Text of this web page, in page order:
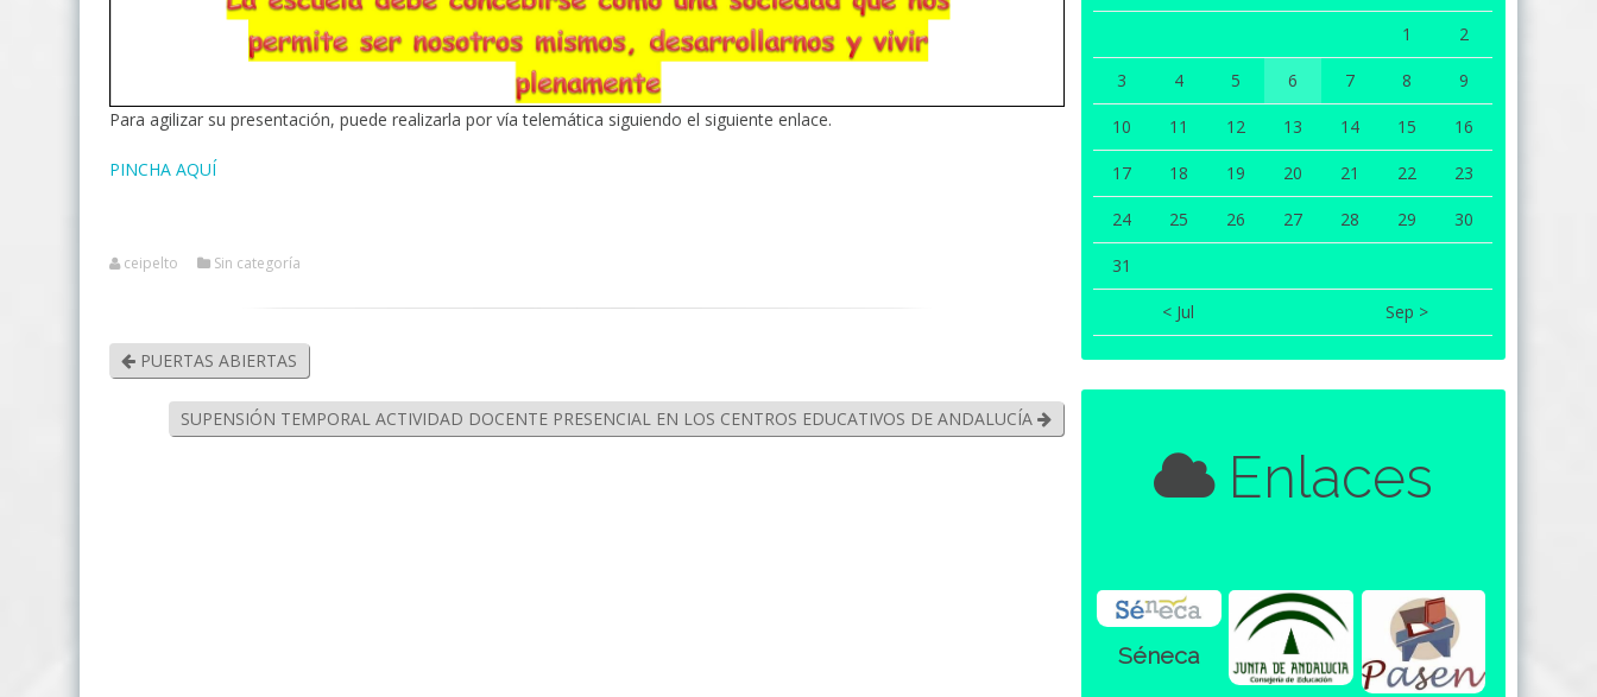
Para agilizar su presentación, puede realizarla por vía telemática siguiendo el siguiente enlace.
PINCHA AQUÍ
ceipelto Sin categoría
PUERTAS ABIERTAS
SUPENSIÓN TEMPORAL ACTIVIDAD DOCENTE PRESENCIAL EN LOS CENTROS EDUCATIVOS DE ANDALUCÍA
1 2
3 4 5 6 7 8 9
10 11 12 13 14 15 16
17 18 19 20 21 22 23
24 25 26 27 28 29 30
31
< Jul Sep >
Enlaces
Séneca